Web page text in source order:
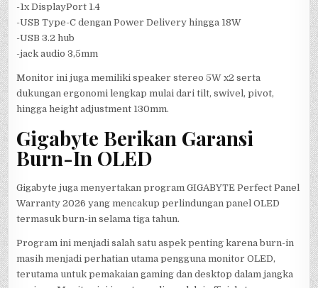
-1x DisplayPort 1.4
-USB Type-C dengan Power Delivery hingga 18W
-USB 3.2 hub
-jack audio 3,5mm
Monitor ini juga memiliki speaker stereo 5W x2 serta
dukungan ergonomi lengkap mulai dari tilt, swivel, pivot,
hingga height adjustment 130mm.
Gigabyte Berikan Garansi
Burn-In OLED
Gigabyte juga menyertakan program GIGABYTE Perfect Panel
Warranty 2026 yang mencakup perlindungan panel OLED
termasuk burn-in selama tiga tahun.
Program ini menjadi salah satu aspek penting karena burn-in
masih menjadi perhatian utama pengguna monitor OLED,
terutama untuk pemakaian gaming dan desktop dalam jangka